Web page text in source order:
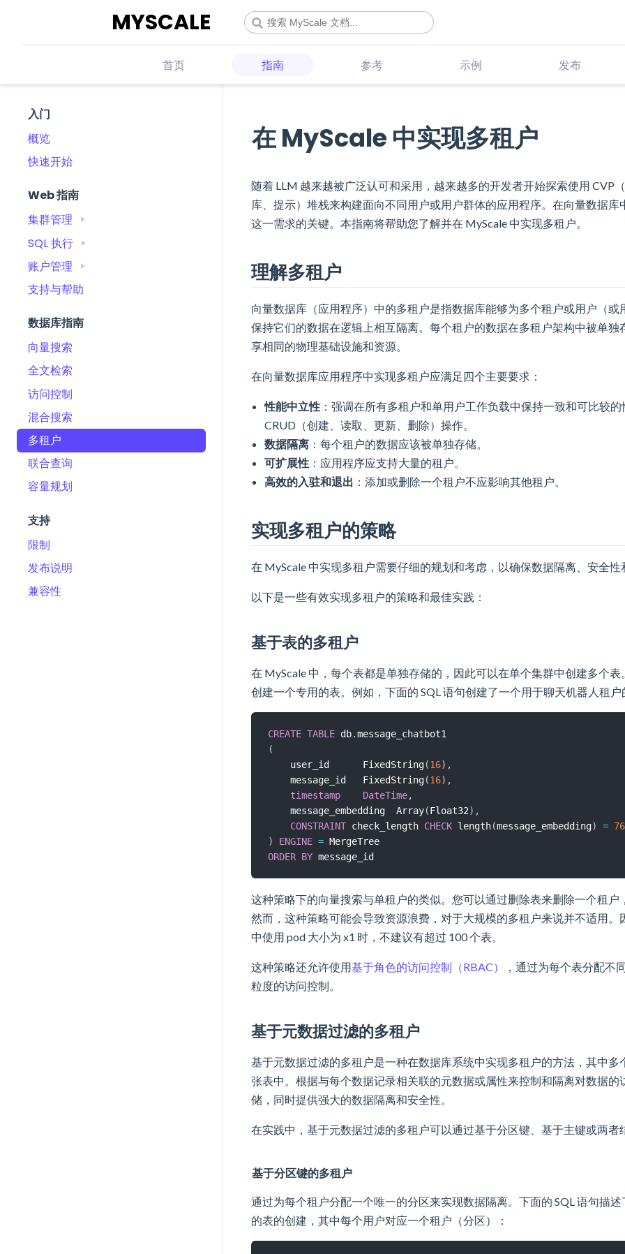
MYSCALE
首页 指南 参考 示例 发布
入门
概览
快速开始
Web 指南
集群管理
SQL 执行
账户管理
支持与帮助
数据库指南
向量搜索
全文检索
访问控制
混合搜索
多租户
联合查询
容量规划
支持
限制
发布说明
兼容性
在 MyScale 中实现多租户
随着 LLM 越来越被广泛认可和采用，越来越多的开发者开始探索使用 CVP
库、提示）堆栈来构建面向不同用户或用户群体的应用程序。在向量数据库
这一需求的关键。本指南将帮助您了解并在 MyScale 中实现多租户。
理解多租户
向量数据库（应用程序）中的多租户是指数据库能够为多个租户或用户（或
保持它们的数据在逻辑上相互隔离。每个租户的数据在多租户架构中被单独
享相同的物理基础设施和资源。
在向量数据库应用程序中实现多租户应满足四个主要要求：
性能中立性 ：强调在所有多租户和单用户工作负载中保持一致和可比较
CRUD（创建、读取、更新、删除）操作。
数据隔离 ：每个租户的数据应该被单独存储。
可扩展性 ：应用程序应支持大量的租户。
高效的入驻和退出 ：添加或删除一个租户不应影响其他租户。
实现多租户的策略
在 MyScale 中实现多租户需要仔细的规划和考虑，以确保数据隔离、安全性
以下是一些有效实现多租户的策略和最佳实践：
基于表的多租户
在 MyScale 中，每个表都是单独存储的，因此可以在单个集群中创建多个表
创建一个专用的表。例如，下面的 SQL 语句创建了一个用于聊天机器人租户
CREATE TABLE db.
(
    user_id      FixedString
(16) ,
    message_id   FixedString
(16) ,
timestamp
DateTime,
    message_embedding  Array
(Float32) ,
CONSTRAINT check_length CHECK length(message_embedding) =
)
ENGINE =
ORDER BY
这种策略下的向量搜索与单租户的类似。您可以通过删除表来删除一个租户
然而，这种策略可能会导致资源浪费，对于大规模的多租户来说并不适用。
中使用 pod 大小为 x1 时，不建议有超过 100 个表。
这种策略还允许使用基于角色的访问控制（RBAC）
，通过为每个表分配不
粒度的访问控制。
基于元数据过滤的多租户
基于元数据过滤的多租户是一种在数据库系统中实现多租户的方法，其中多
张表中。根据与每个数据记录相关联的元数据或属性来控制和隔离对数据的
储，同时提供强大的数据隔离和安全性。
在实践中，基于元数据过滤的多租户可以通过基于分区键、基于主键或两者
基于分区键的多租户
通过为每个租户分配一个唯一的分区来实现数据隔离。下面的 SQL 语句描
的表的创建，其中每个用户对应一个租户（分区）：